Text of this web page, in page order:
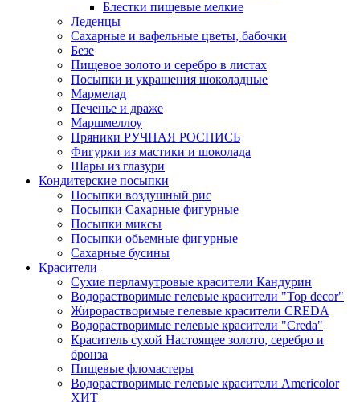
Блестки пищевые мелкие
Леденцы
Сахарные и вафельные цветы, бабочки
Безе
Пищевое золото и серебро в листах
Посыпки и украшения шоколадные
Мармелад
Печенье и драже
Маршмеллоу
Пряники РУЧНАЯ РОСПИСЬ
Фигурки из мастики и шоколада
Шары из глазури
Кондитерские посыпки
Посыпки воздушный рис
Посыпки Сахарные фигурные
Посыпки миксы
Посыпки обьемные фигурные
Сахарные бусины
Красители
Сухие перламутровые красители Кандурин
Водорастворимые гелевые красители "Top decor"
Жирорастворимые гелевые красители CREDA
Водорастворимые гелевые красители "Creda"
Краситель сухой Настоящее золото, серебро и
бронза
Пищевые фломастеры
Водорастворимые гелевые красители Americolor
ХИТ